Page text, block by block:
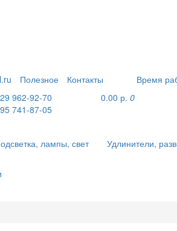
Полезное Контакты Время
962-92-70
741-87-05
0.00 р. 0
лампы, свет Удлинители,